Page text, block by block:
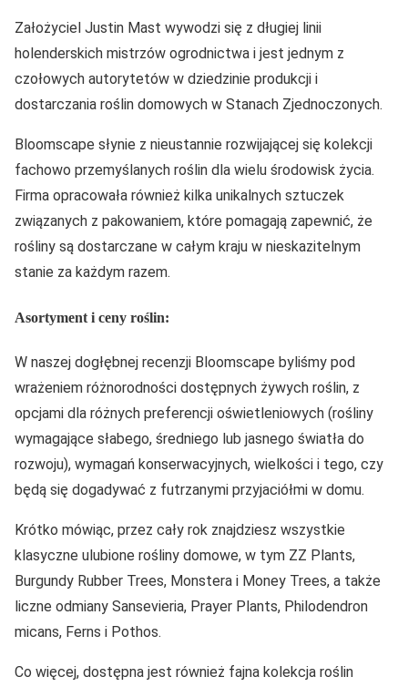
Założyciel Justin Mast wywodzi się z długiej linii
holenderskich mistrzów ogrodnictwa i jest jednym z
czołowych autorytetów w dziedzinie produkcji i
dostarczania roślin domowych w Stanach Zjednoczonych.
Bloomscape słynie z nieustannie rozwijającej się kolekcji
fachowo przemyślanych roślin dla wielu środowisk życia.
Firma opracowała również kilka unikalnych sztuczek
związanych z pakowaniem, które pomagają zapewnić, że
rośliny są dostarczane w całym kraju w nieskazitelnym
stanie za każdym razem.
Asortyment i ceny roślin:
W naszej dogłębnej recenzji Bloomscape byliśmy pod
wrażeniem różnorodności dostępnych żywych roślin, z
opcjami dla różnych preferencji oświetleniowych (rośliny
wymagające słabego, średniego lub jasnego światła do
rozwoju), wymagań konserwacyjnych, wielkości i tego, czy
będą się dogadywać z futrzanymi przyjaciółmi w domu.
Krótko mówiąc, przez cały rok znajdziesz wszystkie
klasyczne ulubione rośliny domowe, w tym ZZ Plants,
Burgundy Rubber Trees, Monstera i Money Trees, a także
liczne odmiany Sansevieria, Prayer Plants, Philodendron
micans, Ferns i Pothos.
Co więcej, dostępna jest również fajna kolekcja roślin